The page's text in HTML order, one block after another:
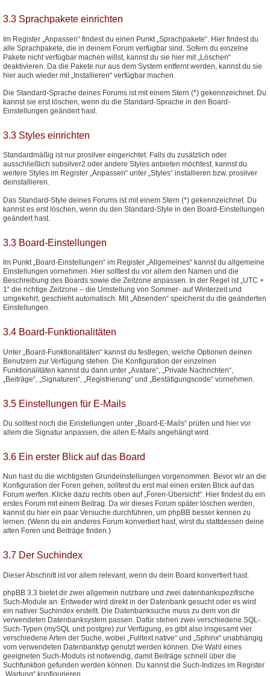
3.3 Sprachpakete einrichten
Im Register „Anpassen“ findest du einen Punkt „Sprachpakete“. Hier findest du
alle Sprachpakete, die in deinem Forum verfügbar sind. Sofern du einzelne
Pakete nicht verfügbar machen willst, kannst du sie hier mit „Löschen“
deaktivieren. Da die Pakete nur aus dem System entfernt werden, kannst du sie
hier auch wieder mit „Installieren“ verfügbar machen.
Die Standard-Sprache deines Forums ist mit einem Stern (*) gekennzeichnet. Du
kannst sie erst löschen, wenn du die Standard-Sprache in den Board-
Einstellungen geändert hast.
3.3 Styles einrichten
Standardmäßig ist nur prosilver eingerichtet. Falls du zusätzlich oder
ausschließlich subsilver2 oder andere Styles anbieten möchtest, kannst du
weitere Styles im Register „Anpassen“ unter „Styles“ installieren bzw. prosilver
deinstallieren.
Das Standard-Style deines Forums ist mit einem Stern (*) gekennzeichnet. Du
kannst es erst löschen, wenn du den Standard-Style in den Board-Einstellungen
geändert hast.
3.3 Board-Einstellungen
Im Punkt „Board-Einstellungen“ im Register „Allgemeines“ kannst du allgemeine
Einstellungen vornehmen. Hier solltest du vor allem den Namen und die
Beschreibung des Boards sowie die Zeitzone anpassen. In der Regel ist „UTC +
1“ die richtige Zeitzone – die Umstellung von Sommer- auf Winterzeit und
umgekehrt, geschieht automatisch. Mit „Absenden“ speicherst du die geänderten
Einstellungen.
3.4 Board-Funktionalitäten
Unter „Board-Funktionalitäten“ kannst du festlegen, welche Optionen deinen
Benutzern zur Verfügung stehen. Die Konfiguration der einzelnen
Funktionalitäten kannst du dann unter „Avatare“, „Private Nachrichten“,
„Beiträge“, „Signaturen“, „Registrierung“ und „Bestätigungscode“ vornehmen.
3.5 Einstellungen für E-Mails
Du solltest noch die Einstellungen unter „Board-E-Mails“ prüfen und hier vor
allem die Signatur anpassen, die allen E-Mails angehängt wird.
3.6 Ein erster Blick auf das Board
Nun hast du die wichtigsten Grundeinstellungen vorgenommen. Bevor wir an die
Konfiguration der Foren gehen, solltest du erst mal einen ersten Blick auf das
Forum werfen. Klicke dazu rechts oben auf „Foren-Übersicht“. Hier findest du ein
erstes Forum mit einem Beitrag. Da wir dieses Forum später löschen werden,
kannst du hier ein paar Versuche durchführen, um phpBB besser kennen zu
lernen. (Wenn du ein anderes Forum konvertiert hast, wirst du stattdessen deine
alten Foren und Beiträge finden.)
3.7 Der Suchindex
Dieser Abschnitt ist vor allem relevant, wenn du dein Board konvertiert hast.
phpBB 3.3 bietet dir zwei allgemein nutzbare und zwei datenbankspezifische
Such-Module an. Entweder wird direkt in der Datenbank gesucht oder es wird
ein nativer Suchindex erstellt. Die Datenbanksuche muss zu dem von dir
verwendeten Datenbanksystem passen. Dafür stehen zwei verschiedene SQL-
Such-Typen (mySQL und postgre) zur Verfügung, es gibt also insgesamt vier
verschiedene Arten der Suche, wobei „Fulltext native“ und „Sphinx“ unabhängig
vom verwendeten Datenbanktyp genutzt werden können. Die Wahl eines
geeigneten Such-Moduls ist notwendig, damit Beiträge schnell über die
Suchfunktion gefunden werden können. Du kannst die Such-Indizes im Register
„Wartung“ konfigurieren.